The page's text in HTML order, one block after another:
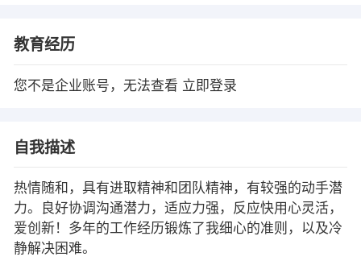
教育经历
您不是企业账号，无法查看 立即登录
自我描述
热情随和，具有进取精神和团队精神，有较强的动手潜
力。良好协调沟通潜力，适应力强，反应快用心灵活，
爱创新！多年的工作经历锻炼了我细心的准则，以及冷
静解决困难。